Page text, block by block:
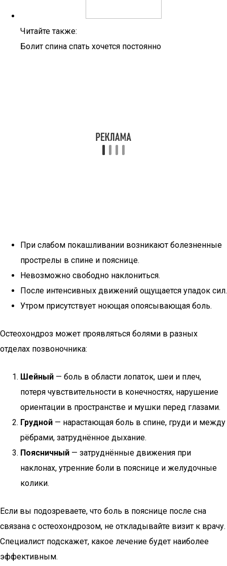
Читайте также:
Болит спина спать хочется постоянно
При слабом покашливании возникают болезненные
прострелы в спине и пояснице.
Невозможно свободно наклониться.
После интенсивных движений ощущается упадок сил.
Утром присутствует ноющая опоясывающая боль.
Остеохондроз может проявляться болями в разных
отделах позвоночника:
Шейный — боль в области лопаток, шеи и плеч,
потеря чувствительности в конечностях, нарушение
ориентации в пространстве и мушки перед глазами.
Грудной — нарастающая боль в спине, груди и между
рёбрами, затруднённое дыхание.
Поясничный — затруднённые движения при
наклонах, утренние боли в пояснице и желудочные
колики.
Если вы подозреваете, что боль в пояснице после сна
связана с остеохондрозом, не откладывайте визит к врачу.
Специалист подскажет, какое лечение будет наиболее
эффективным.